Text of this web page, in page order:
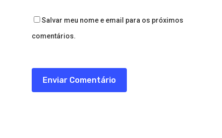
Salvar meu nome e email para os próximos
comentários.